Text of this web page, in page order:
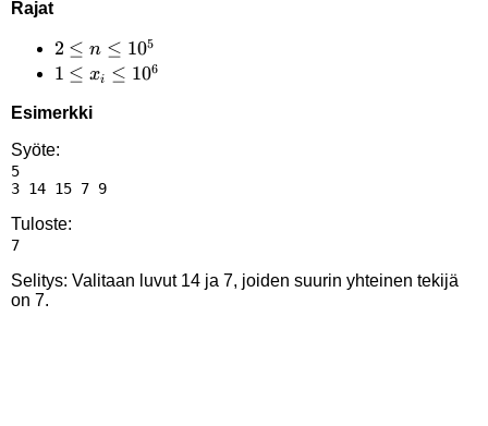
Rajat
2 \le
n
10^5
2 ≤ n ≤ 105
1 \le
\le
10^6
1 ≤ xi ≤ 106
Esimerkki
Syöte:
5
3 14 15 7 9
Tuloste:
7
Selitys: Valitaan luvut 14 ja 7, joiden suurin yhteinen tekijä
on 7.